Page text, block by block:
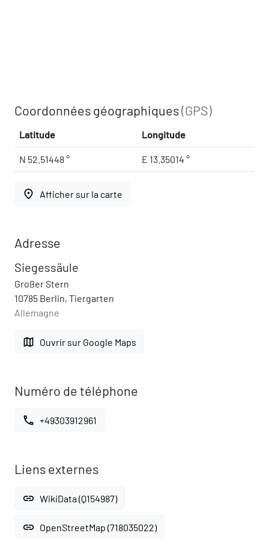
Coordonnées géographiques(GPS)
Latitude Longitude
N 52.51448 ° E 13.35014 °
place Afficher sur la carte
Adresse
Siegessäule
Großer Stern
10785 Berlin, Tiergarten
Allemagne
map Ouvrir sur Google Maps
Numéro de téléphone
call +49303912961
Liens externes
link WikiData (Q154987)
link OpenStreetMap (718035022)